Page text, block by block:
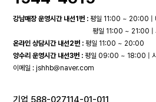
강남매장 운영시간 내선1번 : 평일 11:00 ~ 20:00 |
평일 11:00 ~ 21:00 |
온라인 상담시간 내선2번 : 평일 11:00 ~ 20:00
양수리 운영시간 내선3번 : 평일 09:00 ~ 18:00 |
이메일 :jshhb@naver.com
기업 588-027114-01-011